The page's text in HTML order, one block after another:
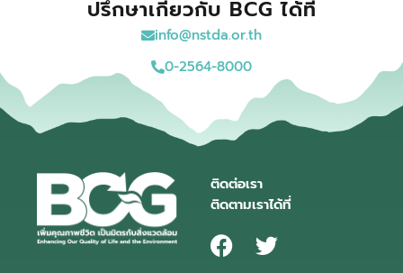
ปรึกษาเกี่ยวกับ BCG ได้ที่
info@nstda.or.th
0-2564-8000
ติดต่อเรา
ติดตามเราได้ที่